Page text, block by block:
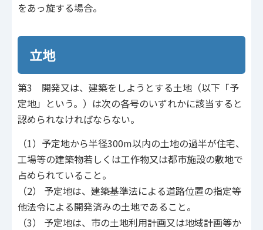
をあっ旋する場合。
立地
第3 開発又は、建築をしようとする土地（以下「予
定地」という。）は次の各号のいずれかに該当すると
認められなければならない。
（1）予定地から半径300m以内の土地の過半が住宅、
工場等の建築物若しくは工作物又は都市施設の敷地で
占められていること。
（2） 予定地は、建築基準法による道路位置の指定等
他法令による開発済みの土地であること。
（3） 予定地は、市の土地利用計画又は地域計画等か